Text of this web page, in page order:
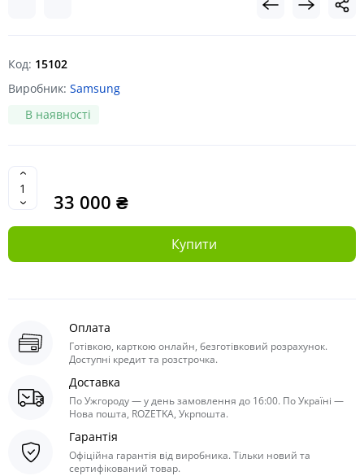
Код: 15102
Виробник: Samsung
В наявності
33 000 ₴
Купити
Оплата
Готівкою, карткою онлайн, безготівковий розрахунок.
Доступні кредит та розстрочка.
Доставка
По Ужгороду — у день замовлення до 16:00. По Україні —
Нова пошта, ROZETKA, Укрпошта.
Гарантія
Офіційна гарантія від виробника. Тільки новий та
сертифікований товар.